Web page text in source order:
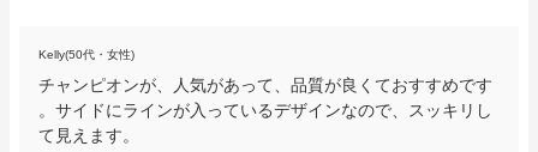
Kelly(50代・女性)
チャンピオンが、人気があって、品質が良くておすすめです
。サイドにラインが入っているデザインなので、スッキリし
て見えます。